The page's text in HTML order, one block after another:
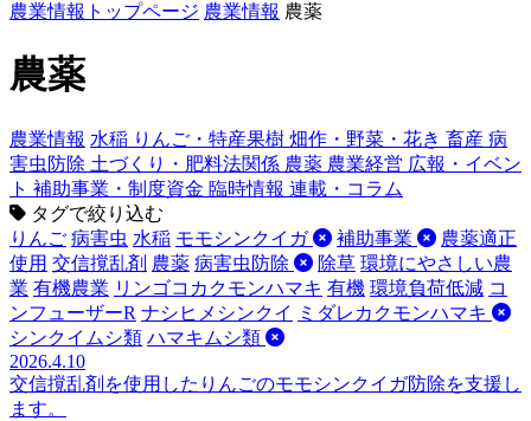
農業情報トップページ 農業情報 農薬
農薬
農業情報 水稲 りんご・特産果樹 畑作・野菜・花き 畜産 病
害虫防除 土づくり・肥料法関係 農薬 農業経営 広報・イベン
ト 補助事業・制度資金 臨時情報 連載・コラム
タグで絞り込む
りんご 病害虫 水稲 モモシンクイガ 補助事業
農薬適正
使用 交信撹乱剤 農薬 病害虫防除 除草 環境にやさしい農
業 有機農業 リンゴコカクモンハマキ 有機 環境負荷低減 コ
ンフューザーR ナシヒメシンクイ
ミダレカクモンハマキ
シンクイムシ類 ハマキムシ類
2026.4.10
交信撹乱剤を使用したりんごのモモシンクイガ防除を支援し
ます。